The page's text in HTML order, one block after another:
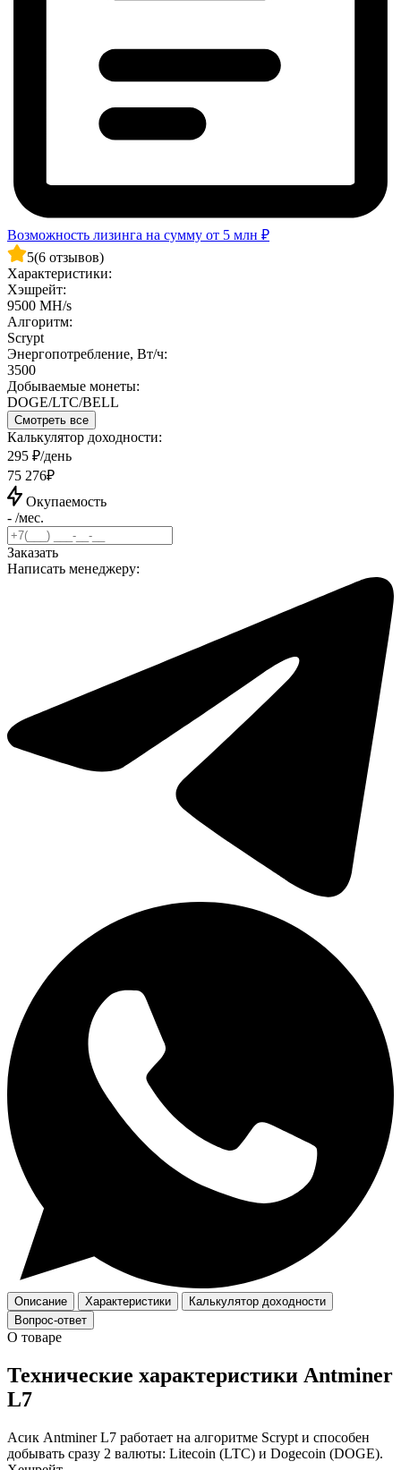
Возможность лизинга на сумму от 5 млн ₽
5(6 отзывов)
Характеристики:
Хэшрейт:
9500 MH/s
Алгоритм:
Scrypt
Энергопотребление, Вт/ч:
3500
Добываемые монеты:
DOGE/LTC/BELL
Смотреть все
Калькулятор доходности:
295 ₽/день
75 276₽
Окупаемость
- /мес.
Заказать
Написать менеджеру:
Описание Характеристики
Калькулятор доходности
Вопрос-ответ
О товаре
Технические характеристики Antminer
L7
Асик Antminer L7 работает на алгоритме Scrypt и способен
добывать сразу 2 валюты: Litecoin (LTC) и Dogecoin (DOGE).